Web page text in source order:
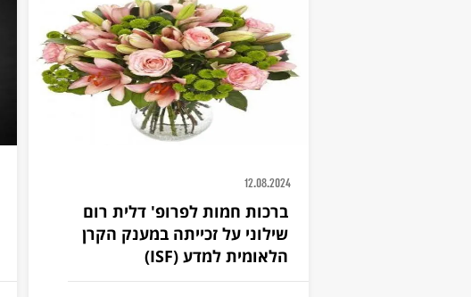
12.08.2024
ברכות חמות לפרופ' דלית רום
שילוני על זכייתה במענק הקרן
הלאומית למדע (ISF)